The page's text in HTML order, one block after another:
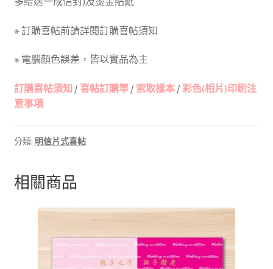
※ 訂購喜帖前請詳閱訂購喜帖須知
※ 電腦顏色誤差，皆以實品為主
訂購喜帖須知 / 喜帖訂購單/ 索取樣本/ 彩色(相片)印刷注
意事項
分類: 明信片式喜帖
相關商品